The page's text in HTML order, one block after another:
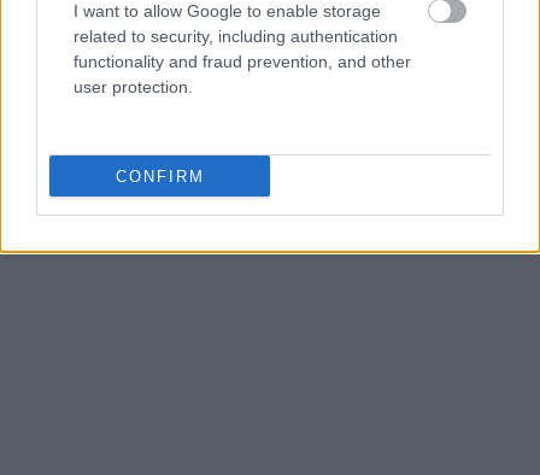
I want to allow Google to enable storage
related to security, including authentication
functionality and fraud prevention, and other
user protection.
CONFIRM